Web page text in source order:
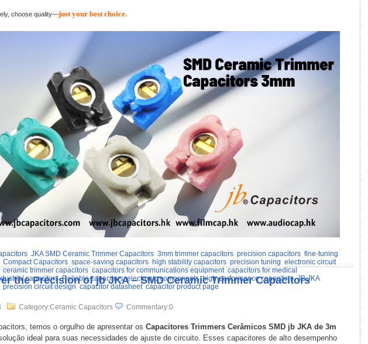
choose quality—just your best choice.
JKA SMD Ceramic Trimmer Capacitors 3mm trimmer capacitors precision capacitors fine-tuning
Compact Capacitors space-saving capacitors high stability capacitors precision tuning electronic circuit
ceramic trimmer capacitors capacitors for communications equipment capacitors for medical
capacitors Reliable capacitors electronic components high-performance capacitors JB JKA
precision circuit design capacitor datasheet capacitor product page
the Precision of jb JKA – SMD Ceramic Trimmer Capacitors
Category:Ceramic Capacitors Commentary:0
temos o orgulho de apresentar os Capacitores Trimmers Cerâmicos SMD jb JKA de 3m
ideal para suas necessidades de ajuste de circuito. Esses capacitores de alto desempenho